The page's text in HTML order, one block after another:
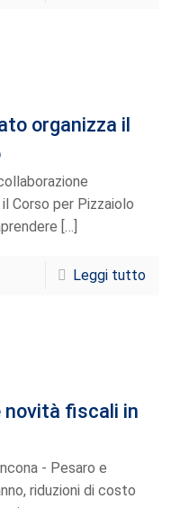
organizza il
Corso per Pizzaiolo
[…]
Leggi tutto
novità fiscali in
- Pesaro e
riduzioni di costo